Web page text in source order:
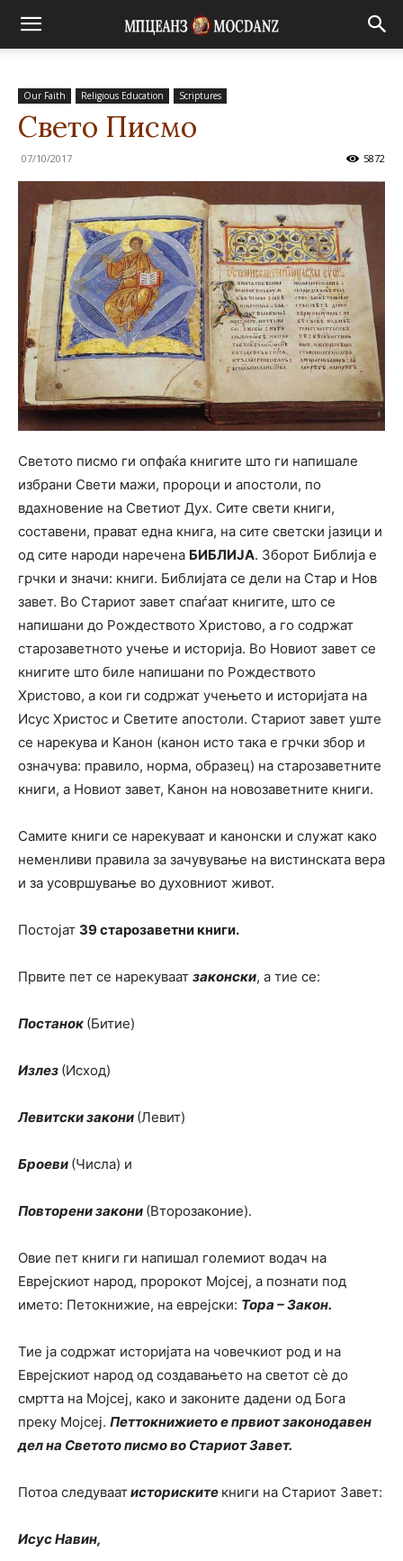
Our Faith Religious Education Scriptures
Свето Писмо
07/10/2017 5872
Светото писмо ги опфаќа книгите што ги напишале
избрани Свети мажи, пророци и апостоли, по
вдахновение на Светиот Дух. Сите свети книги,
составени, прават една книга, на сите светски јазици и
од сите народи наречена БИБЛИЈА. Зборот Библија е
грчки и значи: книги. Библијата се дели на Стар и Нов
завет. Во Стариот завет спаѓаат книгите, што се
напишани до Рождеството Христово, а го содржат
старозаветното учење и историја. Во Новиот завет се
книгите што биле напишани по Рождеството
Христово, а кои ги содржат учењето и историјата на
Исус Христос и Светите апостоли. Стариот завет уште
се нарекува и Канон (канон исто така е грчки збор и
означува: правило, норма, образец) на старозаветните
книги, а Новиот завет, Канон на новозаветните книги.
Самите книги се нарекуваат и канонски и служат како
неменливи правила за зачувување на вистинската вера
и за усовршување во духовниот живот.
Постојат 39 старозаветни книги.
Првите пет се нарекуваат законски, а тие се:
Постанок (Битие)
Излез (Исход)
Левитски закони (Левит)
Броеви (Числа) и
Повторени закони (Второзаконие).
Овие пет книги ги напишал големиот водач на
Еврејскиот народ, пророкот Мојсеј, а познати под
името: Петокнижие, на еврејски: Тора – Закон.
Тие ја содржат историјата на човечкиот род и на
Еврејскиот народ од создавањето на светот сѐ до
смртта на Мојсеј, како и законите дадени од Бога
преку Мојсеј. Петтокнижието е првиот законодавен
дел на Светото писмо во Стариот Завет.
Потоа следуваатисториските книги на Стариот Завет:
Исус Навин,